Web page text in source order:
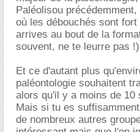
Paléolisou
où les débouchés sont
arrives au bout de la
souvent, ne te leurre pas
Et ce d'autant plus
paléontologie souhaitent
alors qu'il y a moins de 10
Mais si tu es
de nombreux autres